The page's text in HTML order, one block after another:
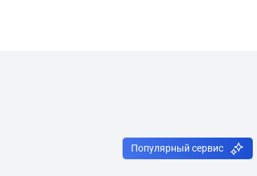
Популярный сервис